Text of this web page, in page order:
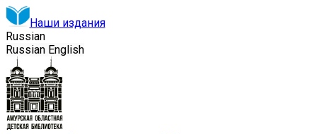
Наши издания
Russian
Russian English